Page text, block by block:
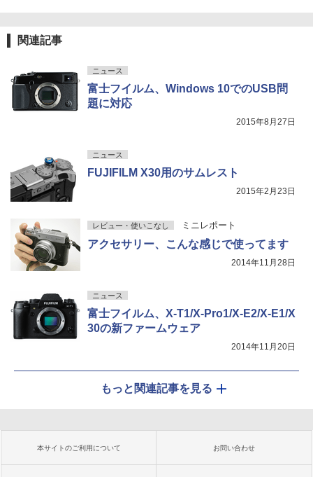
関連記事
ニュース
富士フイルム、Windows 10でのUSB問
題に対応
2015年8月27日
ニュース
FUJIFILM X30用のサムレスト
2015年2月23日
レビュー・使いこなし ミニレポート
アクセサリー、こんな感じで使ってます
2014年11月28日
ニュース
富士フイルム、X-T1/X-Pro1/X-E2/X-E1/X
30の新ファームウェア
2014年11月20日
もっと関連記事を見る
本サイトのご利用について お問い合わせ